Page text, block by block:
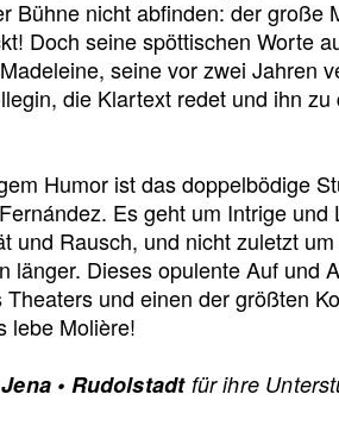
Bühne nicht abfinden: der große
Doch seine spöttischen Worte
seine vor zwei Jahren
die Klartext redet und ihn zu
Humor ist das doppelbödige
Es geht um Intrige und
und Rausch, und nicht zuletzt
länger. Dieses opulente Auf und
und einen der größten
lebe Molière!
• Rudolstadtfür ihre